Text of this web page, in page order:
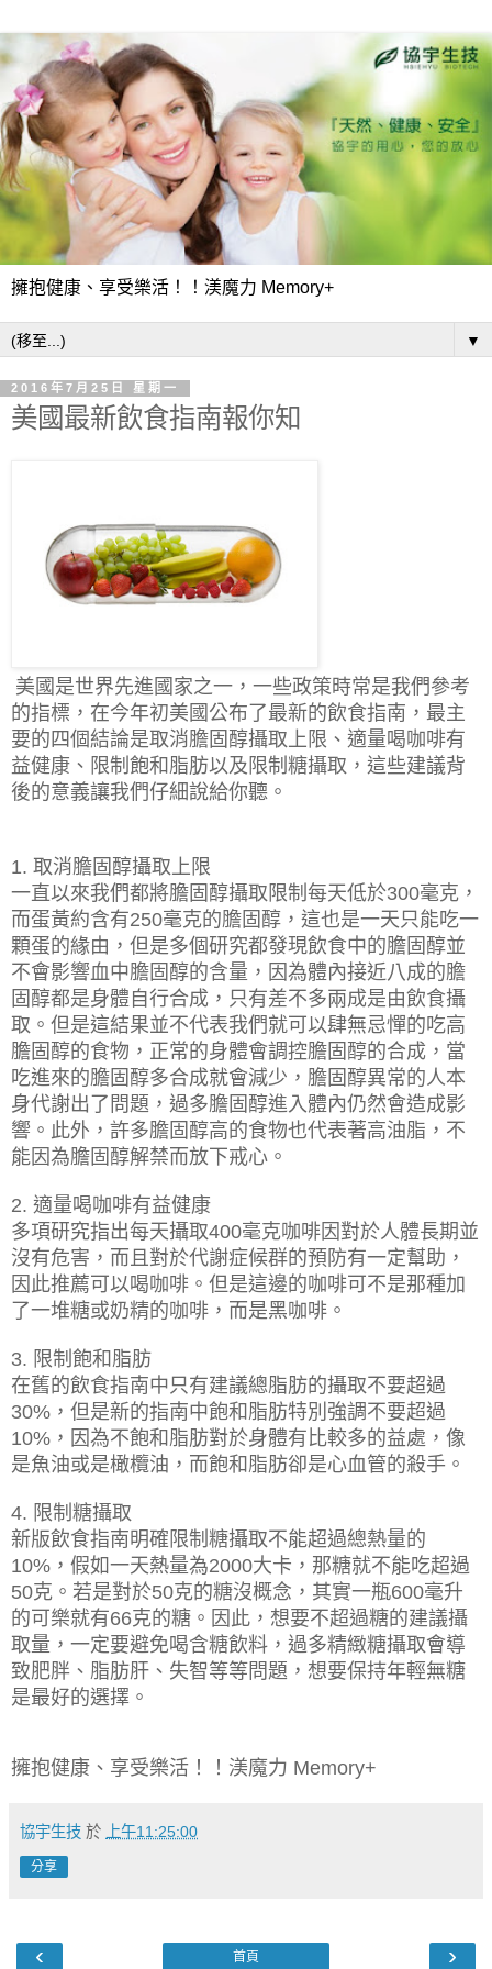
擁抱健康、享受樂活！！渼魔力 Memory+
▼
2016年7月25日 星期一
美國最新飲食指南報你知
美國是世界先進國家之一，一些政策時常是我們參考
的指標，在今年初美國公布了最新的飲食指南，最主
要的四個結論是取消膽固醇攝取上限、適量喝咖啡有
益健康、限制飽和脂肪以及限制糖攝取，這些建議背
後的意義讓我們仔細說給你聽。
1. 取消膽固醇攝取上限
一直以來我們都將膽固醇攝取限制每天低於300毫克，
而蛋黃約含有250毫克的膽固醇，這也是一天只能吃一
顆蛋的緣由，但是多個研究都發現飲食中的膽固醇並
不會影響血中膽固醇的含量，因為體內接近八成的膽
固醇都是身體自行合成，只有差不多兩成是由飲食攝
取。但是這結果並不代表我們就可以肆無忌憚的吃高
膽固醇的食物，正常的身體會調控膽固醇的合成，當
吃進來的膽固醇多合成就會減少，膽固醇異常的人本
身代謝出了問題，過多膽固醇進入體內仍然會造成影
響。此外，許多膽固醇高的食物也代表著高油脂，不
能因為膽固醇解禁而放下戒心。
2. 適量喝咖啡有益健康
多項研究指出每天攝取400毫克咖啡因對於人體長期並
沒有危害，而且對於代謝症候群的預防有一定幫助，
因此推薦可以喝咖啡。但是這邊的咖啡可不是那種加
了一堆糖或奶精的咖啡，而是黑咖啡。
3. 限制飽和脂肪
在舊的飲食指南中只有建議總脂肪的攝取不要超過
30% ，但是新的指南中飽和脂肪特別強調不要超過
10% ，因為不飽和脂肪對於身體有比較多的益處，像
是魚油或是橄欖油，而飽和脂肪卻是心血管的殺手。
4. 限制糖攝取
新版飲食指南明確限制糖攝取不能超過總熱量的
10% ，假如一天熱量為2000大卡，那糖就不能吃超過
50克。若是對於50克的糖沒概念，其實一瓶600毫升
的可樂就有66克的糖。因此，想要不超過糖的建議攝
取量，一定要避免喝含糖飲料，過多精緻糖攝取會導
致肥胖、脂肪肝、失智等等問題，想要保持年輕無糖
是最好的選擇。
擁抱健康、享受樂活！！渼魔力 Memory+
協宇生技 於 上午11:25:00
分享
‹ ›
首頁